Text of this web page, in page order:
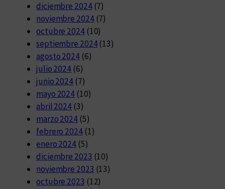
diciembre 2024(7)
noviembre 2024(7)
octubre 2024(10)
septiembre 2024(13)
agosto 2024(6)
julio 2024 (6)
junio 2024 (7)
mayo 2024 (10)
abril 2024 (3)
marzo 2024 (5)
febrero 2024(1)
enero 2024 (5)
diciembre 2023 (10)
noviembre 2023 (13)
octubre 2023 (12)